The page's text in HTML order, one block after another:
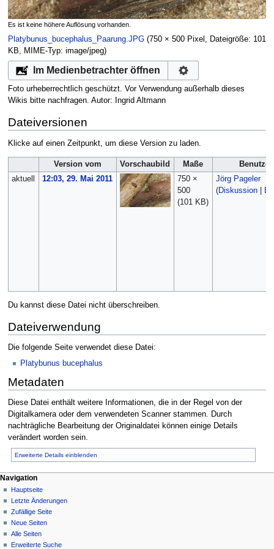
Es ist keine höhere Auflösung vorhanden.
Platybunus_bucephalus_Paarung.JPG‎ (750 × 500 Pixel, Dateigröße: 101
KB, MIME-Typ: image/jpeg)
Im Medienbetrachter öffnen
Foto urheberrechtlich geschützt. Vor Verwendung außerhalb dieses
Wikis bitte nachfragen. Autor: Ingrid Altmann
Dateiversionen
Klicke auf einen Zeitpunkt, um diese Version zu laden.
Version vom Vorschaubild Maße
Benutzer
aktuell
12:03, 29. Mai 2011
750 ×
500
(101 KB)
Jörg Pageler
(Diskussion|
Du kannst diese Datei nicht überschreiben.
Dateiverwendung
Die folgende Seite verwendet diese Datei:
Platybunus bucephalus
Metadaten
Diese Datei enthält weitere Informationen, die in der Regel von der
Digitalkamera oder dem verwendeten Scanner stammen. Durch
nachträgliche Bearbeitung der Originaldatei können einige Details
verändert worden sein.
Erweiterte Details einblenden
Navigation
Hauptseite
Letzte Änderungen
Zufällige Seite
Neue Seiten
Alle Seiten
Erweiterte Suche